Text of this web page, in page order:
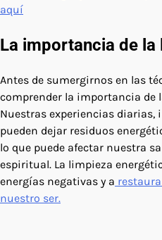
aquí
La importancia de
Antes de sumergirnos en las
comprender la importancia de
Nuestras experiencias
pueden dejar residuos
lo que puede afectar nuestra
espiritual. La limpieza
energías negativas y a
nuestro ser.